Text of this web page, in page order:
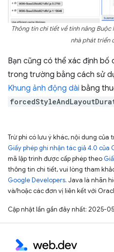
Thông tin chi tiết về tính năng
nhà phát triển
Bạn cũng có thể xác định
trong trường bằng cách sử
Khung ảnh động dài bằng
Trừ phi có lưu ý khác, nội dung của
Giấy phép ghi nhận tác giả 4.0 của
mã lập trình được cấp phép theo
thông tin chi tiết, vui lòng tham
Google Developers. Java là nhãn
và/hoặc các đơn vị liên kết với
Cập nhật lần gần đây nhất: 2025-